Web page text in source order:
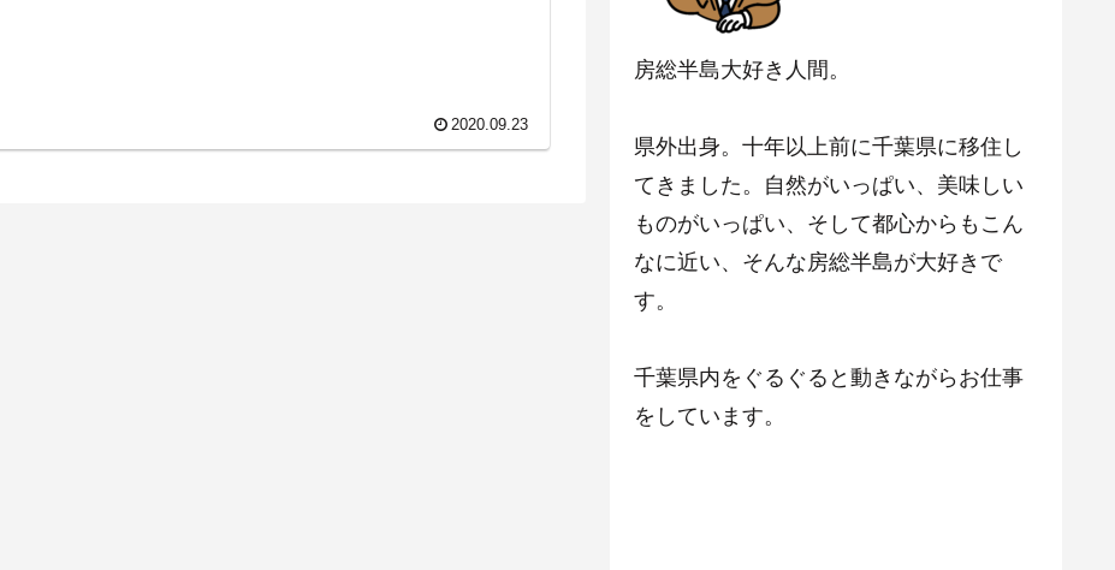
2020.09.23
房総半島大好き人間。
県外出身。十年以上前に千葉県に移住し
てきました。自然がいっぱい、美味しい
ものがいっぱい、そして都心からもこん
なに近い、そんな房総半島が大好きで
す。
千葉県内をぐるぐると動きながらお仕事
をしています。